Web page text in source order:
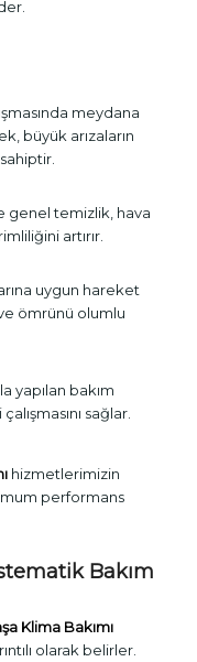
meydana
büyük arızaların
genel temizlik, hava
artırır.
uygun hareket
ve ömrünü olumlu
yapılan bakım
sağlar.
hizmetlerimizin
performans
Bakım
Klima Bakımı
olarak belirler.